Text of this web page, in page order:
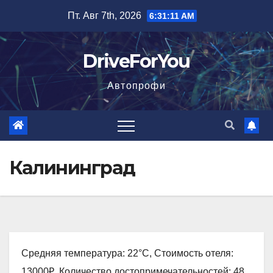
содержимому
Пт. Авг 7th, 2026 6:31:12 AM
DriveForYou
Автопрофи
Калининград
Средняя температура: 22°C, Стоимость отеля: